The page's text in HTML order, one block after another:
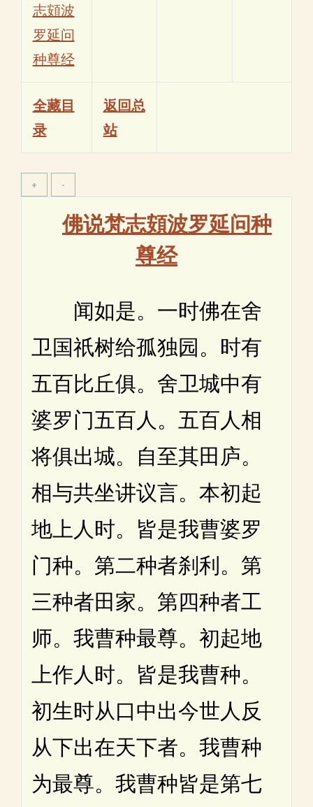
志頞波
罗延问
种尊经
全藏目
录
返回总
站
佛说梵志頞波罗延问种
尊经
闻如是。一时佛在舍
卫国祇树给孤独园。时有
五百比丘俱。舍卫城中有
婆罗门五百人。五百人相
将俱出城。自至其田庐。
相与共坐讲议言。本初起
地上人时。皆是我曹婆罗
门种。第二种者刹利。第
三种者田家。第四种者工
师。我曹种最尊。初起地
上作人时。皆是我曹种。
初生时从口中出今世人反
从下出在天下者。我曹种
为最尊。我曹种皆是第七